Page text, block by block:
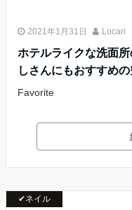
2021年1月31日 Locari
ホテルライクな洗面
しさんにもおすすめの
Favorite
✔ネイル